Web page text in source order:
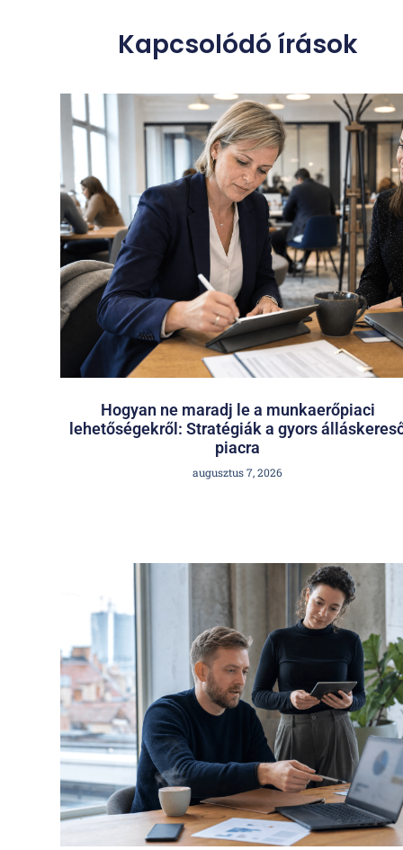
Kapcsolódó írások
Hogyan ne maradj le a munkaerőpiaci
lehetőségekről: Stratégiák a gyors
piacra
augusztus 7, 2026